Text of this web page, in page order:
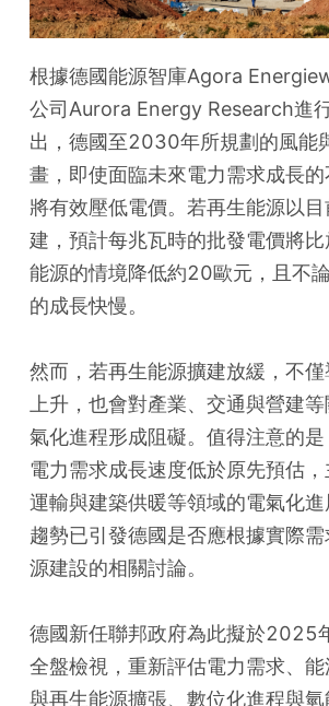
根據德國能源智庫Agora
公司Aurora Energy Research進
出，德國至2030年所規劃的風能
畫，即使面臨未來電力需求成長
將有效壓低電價。若再生能源以
建，預計每兆瓦時的批發電價將
能源的情境降低約20歐元，且不
的成長快慢。
然而，若再生能源擴建放緩，不
上升，也會對產業、交通與營建
氣化進程形成阻礙。值得注意的
電力需求成長速度低於原先預估
運輸與建築供暖等領域的電氣化
趨勢已引發德國是否應根據實際
源建設的相關討論。
德國新任聯邦政府為此擬於2025
全盤檢視，重新評估電力需求、
與再生能源擴張、數位化進程與